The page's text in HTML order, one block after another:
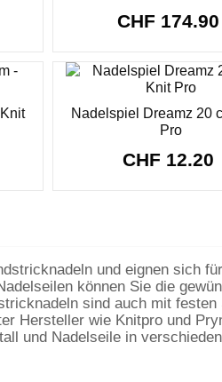
CHF 174.90
Nadelspiel Dreamz 20
Pro
CHF 12.20
und eignen sich
können Sie die
sind auch mit
Hersteller wie Knitpro und
und Nadelseile in